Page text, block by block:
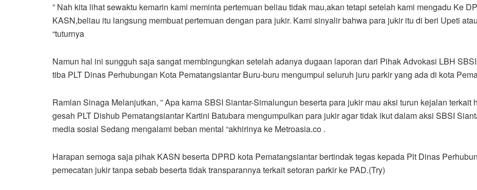
” Nah kita lihat sewaktu kemarin kami meminta pertemuan beliau tidak mau,akan tetapi setelah kami mengadu Ke
KASN,beliau itu langsung membuat pertemuan dengan para jukir. Kami sinyalir bahwa para jukir itu di beri Upeti
“tuturnya
Namun hal ini sungguh saja sangat membingungkan setelah adanya dugaan laporan dari Pihak Advokasi LBH
tiba PLT Dinas Perhubungan Kota Pematangsiantar Buru-buru mengumpul seluruh juru parkir yang ada di kota
Ramlan Sinaga Melanjutkan, ” Apa karna SBSI Siantar-Simalungun beserta para jukir mau aksi turun kejalan terkait
gesah PLT Dishub Pematangsiantar Kartini Batubara mengumpulkan para jukir agar tidak ikut dalam aksi SBSI
media sosial Sedang mengalami beban mental “akhirinya ke Metroasia.co .
Harapan semoga saja pihak KASN beserta DPRD kota Pematangsiantar bertindak tegas kepada Plt Dinas
pemecatan jukir tanpa sebab beserta tidak transparannya terkait setoran parkir ke PAD.(Try)